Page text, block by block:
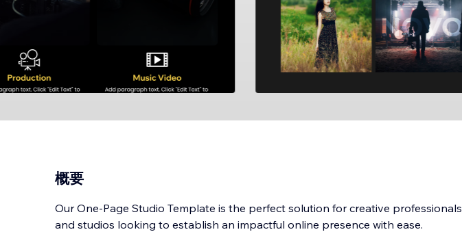
概要
Our One-Page Studio Template is the perfect solution for creative professionals
and studios looking to establish an impactful online presence with ease.